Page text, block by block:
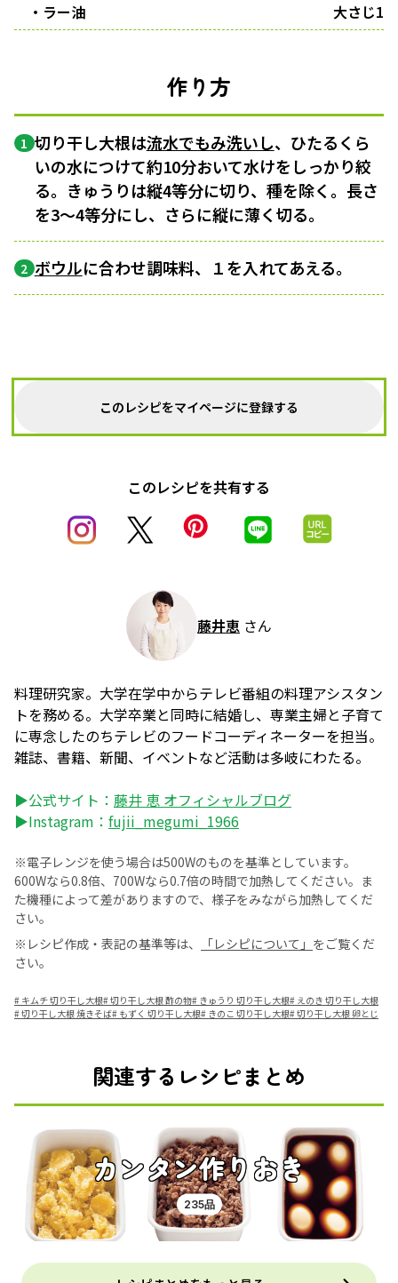
・ラー油
大さじ1
作り方
1 切り干し大根は流水でもみ洗いし、ひたるくら
いの水につけて約10分おいて水けをしっかり絞
る。きゅうりは縦4等分に切り、種を除く。長さ
を3〜4等分にし、さらに縦に薄く切る。
2 ボウルに合わせ調味料、１を入れてあえる。
このレシピをマイページに登録する
このレシピを共有する
藤井恵 さん
料理研究家。大学在学中からテレビ番組の料理アシスタン
トを務める。大学卒業と同時に結婚し、専業主婦と子育て
に専念したのちテレビのフードコーディネーターを担当。
雑誌、書籍、新聞、イベントなど活動は多岐にわたる。
▶公式サイト： 藤井 恵 オフィシャルブログ
▶Instagram： fujii_megumi_1966
※電子レンジを使う場合は500Wのものを基準としています。
600Wなら0.8倍、700Wなら0.7倍の時間で加熱してください。ま
た機種によって差がありますので、様子をみながら加熱してくだ
さい。
※レシピ作成・表記の基準等は、
「レシピについて」 をご覧くだ
さい。
# キムチ 切り干し大根#切り干し大根 酢の物# きゅうり 切り干し大根# えのき 切り干し大根
#切り干し大根 焼きそば# もずく 切り干し大根# きのこ 切り干し大根#切り干し大根 卵とじ
関連するレシピまとめ
カンタン作りおき
235品